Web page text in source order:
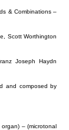
& Combinations –
Scott Worthington
Joseph Haydn
and composed by
– (microtonal